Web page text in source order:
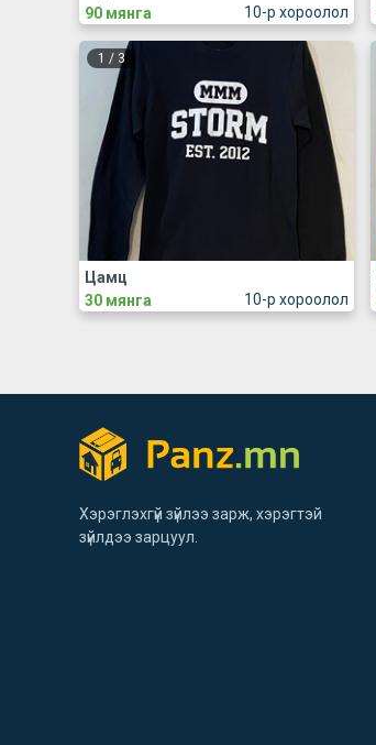
10-р хороолол
90 мянга
1 / 3
10-р хороолол
Цамц
30 мянга
Хэрэглэхгүй зүйлээ зарж, хэрэгтэй
зүйлдээ зарцуул.